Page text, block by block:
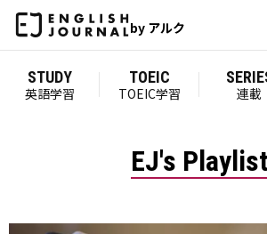
by アルク
STUDY
英語学習
TOEIC
TOEIC学習 連載
EJ's Playlist